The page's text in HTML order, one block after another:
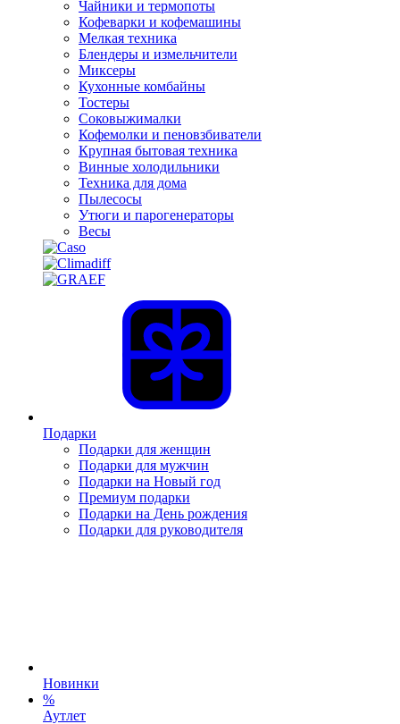
Чайники и термопоты
Кофеварки и кофемашины
Мелкая техника
Блендеры и измельчители
Миксеры
Кухонные комбайны
Тостеры
Соковыжималки
Кофемолки и пеновзбиватели
Крупная бытовая техника
Винные холодильники
Техника для дома
Пылесосы
Утюги и парогенераторы
Весы
Подарки
Подарки для женщин
Подарки для мужчин
Подарки на Новый год
Премиум подарки
Подарки на День рождения
Подарки для руководителя
Новинки
%
Аутлет